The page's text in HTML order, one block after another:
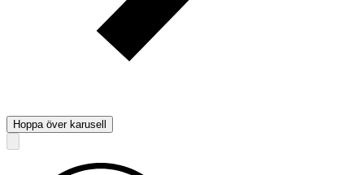
Hoppa över karusell